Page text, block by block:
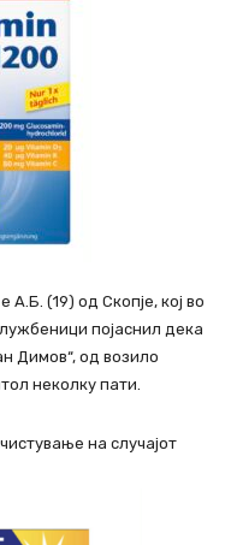
(19) од Скопје, кој во
појаснил дека
Димов“, од возило
неколку пати.
на случајот